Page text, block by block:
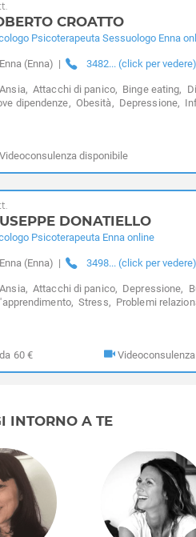
CROATTO
Psicoterapeuta Sessuologo Enna
Enna (Enna) | 3482... (click per vedere)
Ansia, Attacchi di panico, Binge eating,
dipendenze, Obesità, Depressione,
Videoconsulenza disponibile
DONATIELLO
Psicoterapeuta Enna online
Enna (Enna) | 3498... (click per vedere)
Ansia, Attacchi di panico, Depressione,
Stress, Problemi
da 60 €
INTORNO A TE